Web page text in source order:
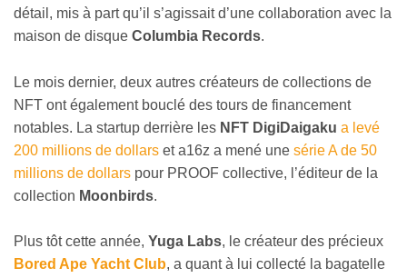
détail, mis à part qu’il s’agissait d’une collaboration avec la
maison de disque Columbia Records.
Le mois dernier, deux autres créateurs de collections de
NFT ont également bouclé des tours de financement
notables. La startup derrière les NFT DigiDaigaku a levé
200 millions de dollars et a16z a mené une série A de 50
millions de dollars pour PROOF collective, l’éditeur de la
collection Moonbirds.
Plus tôt cette année, Yuga Labs, le créateur des précieux
Bored Ape Yacht Club, a quant à lui collecté la bagatelle